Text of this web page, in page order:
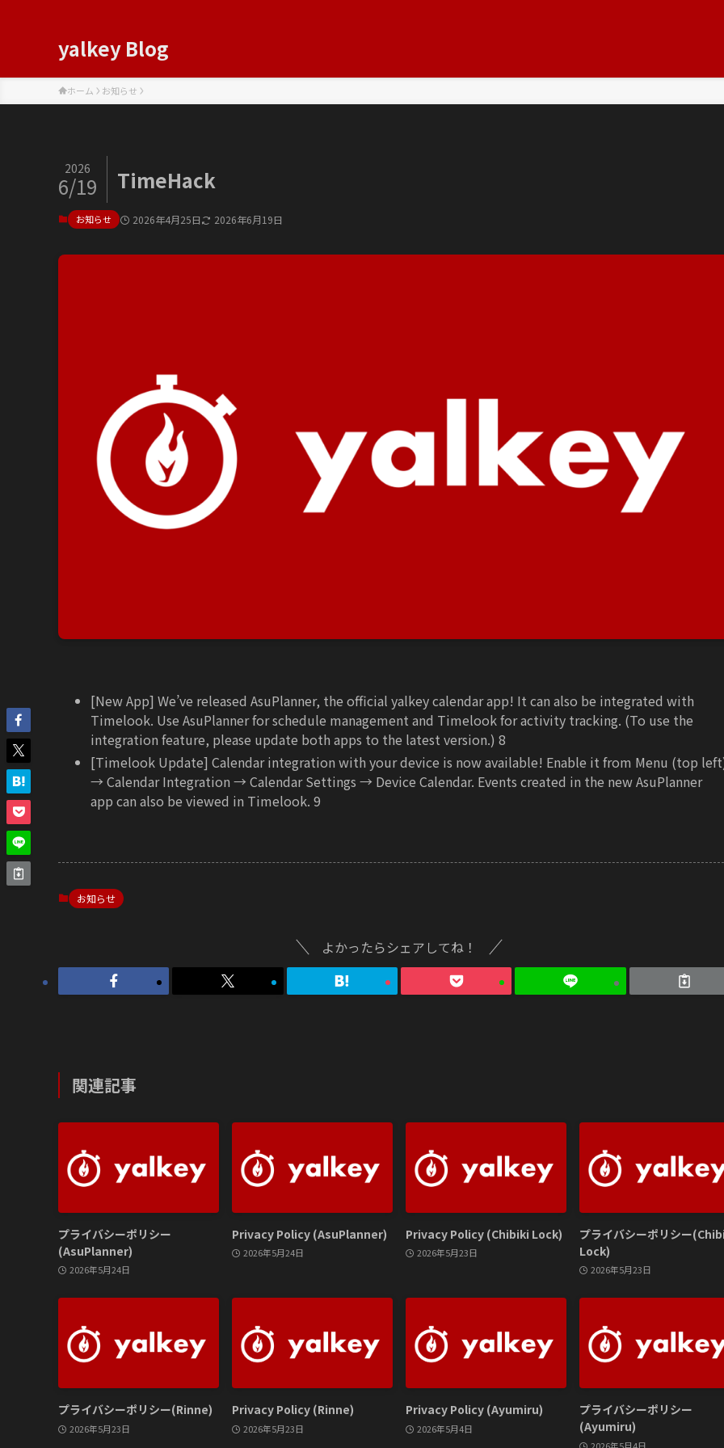
yalkey Blog
ホーム お知らせ
TimeHack
2026
6/19
お知らせ 2026年4月25日 2026年6月19日
[New App] We’ve released AsuPlanner, the official yalkey calendar app! It can also be integrated with
Timelook. Use AsuPlanner for schedule management and Timelook for activity tracking. (To use the
integration feature, please update both apps to the latest version.) 8
[Timelook Update] Calendar integration with your device is now available! Enable it from Menu (top
→ Calendar Integration → Calendar Settings → Device Calendar. Events created in the new AsuPlanner
app can also be viewed in Timelook. 9
お知らせ
よかったらシェアしてね！
関連記事
プライバシーポリシー
(AsuPlanner)
2026年5月24日
Privacy Policy (AsuPlanner)
2026年5月24日
Privacy Policy (Chibiki Lock)
2026年5月23日
プライバシーポリシー
Lock)
2026年5月23日
プライバシーポリシー(Rinne)
2026年5月23日
Privacy Policy (Rinne)
2026年5月23日
Privacy Policy (Ayumiru)
2026年5月4日
プライバシーポリシー
(Ayumiru)